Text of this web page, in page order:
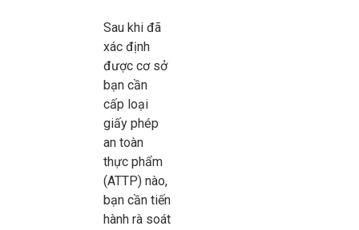
Sau khi đã
xác định
được cơ sở
bạn cần
cấp loại
giấy phép
an toàn
thực phẩm
(ATTP) nào,
bạn cần tiến
hành rà soát